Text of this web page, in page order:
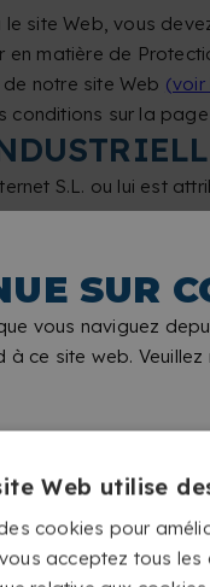
SUR
vous naviguez
ce site web.
site Web, vous
matière de
notre site Web (voir
sur la
S.L. ou lui est
la mise à
Internet
de cette
qui y sont
abusive ou
droits de
services avancés
Web utilise
cookies pour
acceptez tous